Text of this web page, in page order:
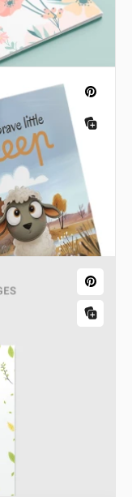
niños,
presentando
en